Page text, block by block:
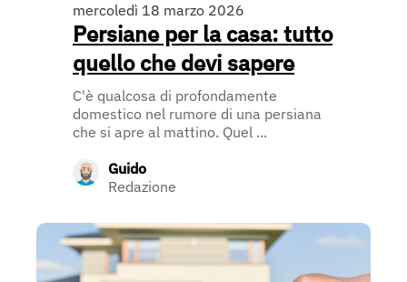
mercoledì 18 marzo 2026
Persiane per la casa: tutto
quello che devi sapere
C'è qualcosa di profondamente
domestico nel rumore di una persiana
che si apre al mattino. Quel ...
Guido
Redazione